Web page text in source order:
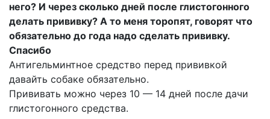
него? И через сколько дней после глистогонного
делать прививку? А то меня торопят, говорят что
обязательно до года надо сделать прививку.
Спасибо
Антигельминтное средство перед прививкой
давайть собаке обязательно.
Прививать можно через 10 — 14 дней после дачи
глистогонного средства.